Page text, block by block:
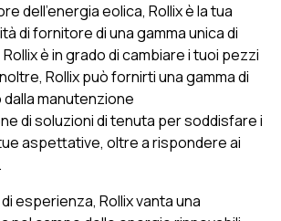
dell’energia eolica, Rollix è la tua
di fornitore di una gamma unica di
è in grado di cambiare i tuoi pezzi
Rollix può fornirti una gamma di
manutenzione
di soluzioni di tenuta per soddisfare i
aspettative, oltre a rispondere ai
esperienza, Rollix vanta una